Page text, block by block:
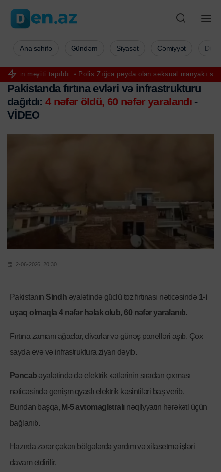
tapıldı Polis Zığda peyda olan seksual manyakı saxladı
Ana səhifə Gündəm Siyasət Cəmiyyət
Pakistanda fırtına evləri və infrastrukturu
dağıtdı:4 nəfər öldü, 60 nəfər yaralandı-
VİDEO
2-06-2026, 20:30
Pakistanın Sindh əyalətində güclü toz fırtınası nəticəsində 1-i
uşaq olmaqla 4 nəfər həlak olub, 60 nəfər yaralanıb.
Fırtına zamanı ağaclar, divarlar və günəş panelləri aşıb. Çox
sayda evə və infrastruktura ziyan dəyib.
Pəncab əyalətində də elektrik xətlərinin sıradan çıxması
nəticəsində genişmiqyaslı elektrik kəsintiləri baş verib.
Bundan başqa, M-5 avtomagistralı nəqliyyatın hərəkəti üçün
bağlanıb.
Hazırda zərər çəkən bölgələrdə yardım və xilasetmə işləri
davam etdirilir.